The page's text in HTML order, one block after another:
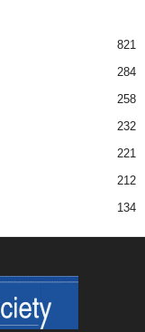
821
284
258
232
221
212
134